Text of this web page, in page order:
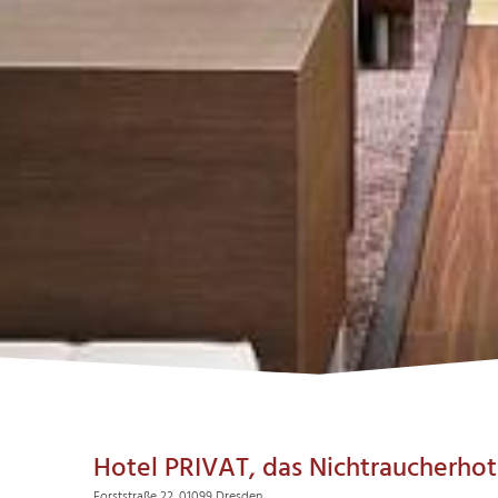
Hotel PRIVAT, das